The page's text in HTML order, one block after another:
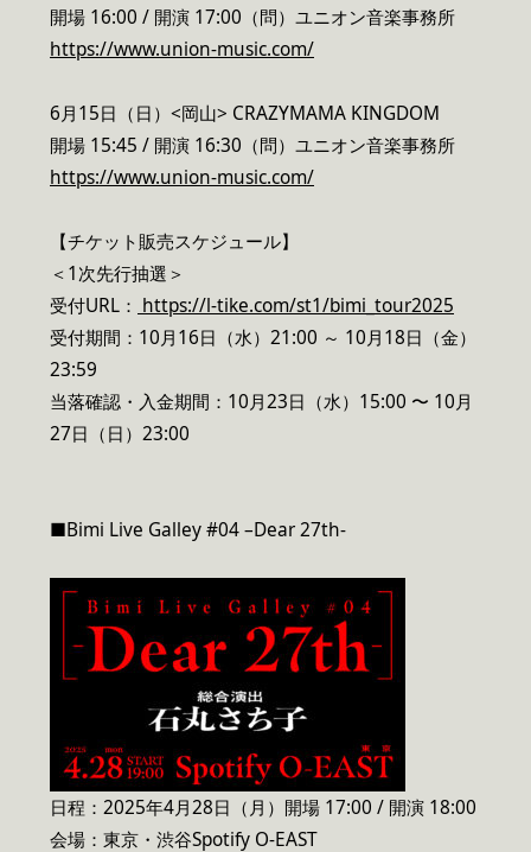
開場 16:00 / 開演 17:00（問）ユニオン音楽事務所
https://www.union-music.com/
6月15日（日）<岡山> CRAZYMAMA KINGDOM
開場 15:45 / 開演 16:30（問）ユニオン音楽事務所
https://www.union-music.com/
【チケット販売スケジュール】
＜1次先行抽選＞
受付URL： https://l-tike.com/st1/bimi_tour2025
受付期間：10月16日（水）21:00 ～ 10月18日（金）
23:59
当落確認・入金期間：10月23日（水）15:00 〜 10月
27日（日）23:00
■Bimi Live Galley #04 –Dear 27th-
日程：2025年4月28日（月）開場 17:00 / 開演 18:00
会場：東京・渋谷Spotify O-EAST